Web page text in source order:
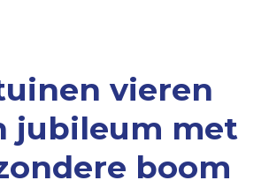
vieren
jubileum met
boom